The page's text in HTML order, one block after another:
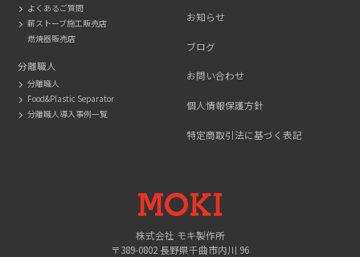
よくあるご質問
薪ストーブ施工販売店
燃焼器販売店
分離職人
分離職人
Food&Plastic Separator
分離職人導入事例一覧
お知らせ
ブログ
お問い合わせ
個人情報保護方針
特定商取引法に基づく表記
MOKI
株式会社 モキ製作所
〒389-0802 長野県千曲市内川 96